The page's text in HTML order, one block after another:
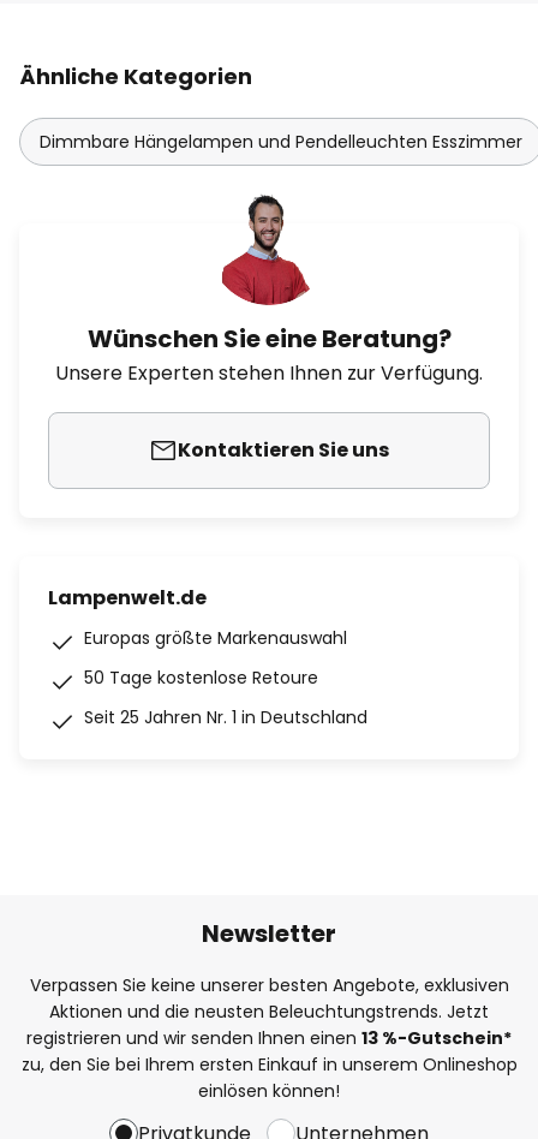
Ähnliche Kategorien
Dimmbare Hängelampen und Pendelleuchten Esszimmer
Wünschen Sie eine Beratung?
Unsere Experten stehen Ihnen zur Verfügung.
Kontaktieren Sie uns
Lampenwelt.de
Europas größte Markenauswahl
50 Tage kostenlose Retoure
Seit 25 Jahren Nr. 1 in Deutschland
Newsletter
Verpassen Sie keine unserer besten Angebote, exklusiven
Aktionen und die neusten Beleuchtungstrends. Jetzt
registrieren und wir senden Ihnen einen 13 %-Gutschein*
zu, den Sie bei Ihrem ersten Einkauf in unserem Onlineshop
einlösen können!
Privatkunde Unternehmen